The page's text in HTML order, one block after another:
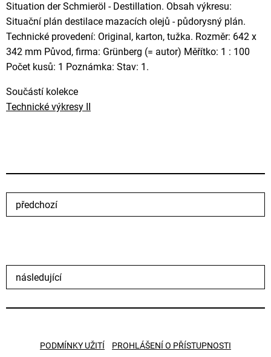
Situation der Schmieröl - Destillation. Obsah výkresu:
Situační plán destilace mazacích olejů - půdorysný plán.
Technické provedení: Original, karton, tužka. Rozměr: 642 x
342 mm Původ, firma: Grünberg (= autor) Měřítko: 1 : 100
Počet kusů: 1 Poznámka: Stav: 1.
Součástí kolekce
Technické výkresy II
předchozí
následující
PODMÍNKY UŽITÍ PROHLÁŠENÍ O PŘÍSTUPNOSTI